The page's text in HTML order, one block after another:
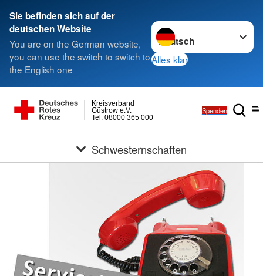
Sie befinden sich auf der
deutschen Website
You are on the German website,
you can use the switch to switch to
the English one
Sprache wechseln zu
Alles klar
Tel. 08000 365 000
Güstrow e.V.
Kreisverband
Spenden
Schwesternschaften